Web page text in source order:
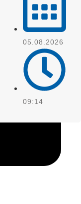
05.08.2026
09:14